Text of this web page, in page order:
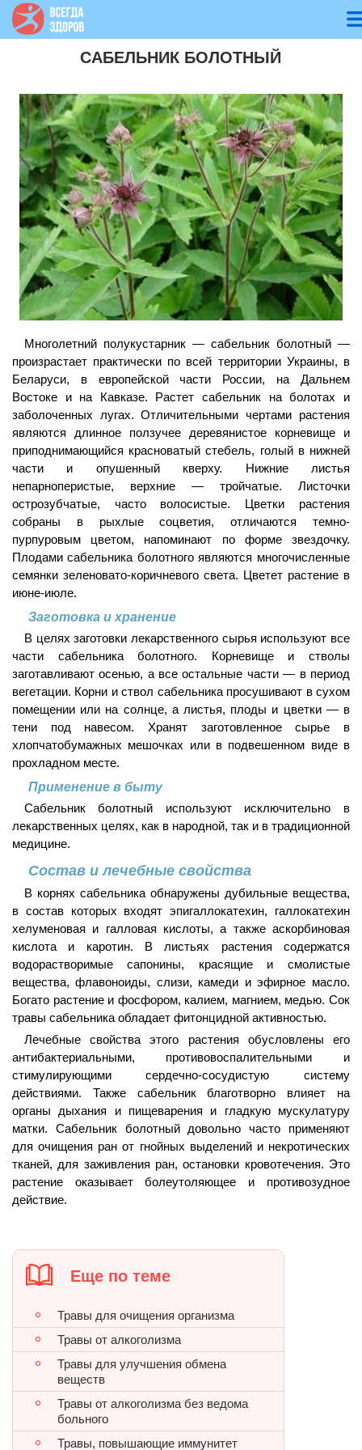
САБЕЛЬНИК БОЛОТНЫЙ
Многолетний полукустарник — сабельник болотный —
произрастает практически по всей территории Украины, в
Беларуси, в европейской части России, на Дальнем
Востоке и на Кавказе. Растет сабельник на болотах и
заболоченных лугах. Отличительными чертами растения
являются длинное ползучее деревянистое корневище и
приподнимающийся красноватый стебель, голый в нижней
части и опушенный кверху. Нижние листья
непарноперистые, верхние — тройчатые. Листочки
острозубчатые, часто волосистые. Цветки растения
собраны в рыхлые соцветия, отличаются темно-
пурпуровым цветом, напоминают по форме звездочку.
Плодами сабельника болотного являются многочисленные
семянки зеленовато-коричневого света. Цветет растение в
июне-июле.
Заготовка и хранение
В целях заготовки лекарственного сырья используют все
части сабельника болотного. Корневище и стволы
заготавливают осенью, а все остальные части — в период
вегетации. Корни и ствол сабельника просушивают в сухом
помещении или на солнце, а листья, плоды и цветки — в
тени под навесом. Хранят заготовленное сырье в
хлопчатобумажных мешочках или в подвешенном виде в
прохладном месте.
Применение в быту
Сабельник болотный используют исключительно в
лекарственных целях, как в народной, так и в традиционной
медицине.
Состав и лечебные свойства
В корнях сабельника обнаружены дубильные вещества,
в состав которых входят эпигаллокатехин, галлокатехин
хелуменовая и галловая кислоты, а также аскорбиновая
кислота и каротин. В листьях растения содержатся
водорастворимые сапонины, красящие и смолистые
вещества, флавоноиды, слизи, камеди и эфирное масло.
Богато растение и фосфором, калием, магнием, медью. Сок
травы сабельника обладает фитонцидной активностью.
Лечебные свойства этого растения обусловлены его
антибактериальными, противовоспалительными и
стимулирующими сердечно-сосудистую систему
действиями. Также сабельник благотворно влияет на
органы дыхания и пищеварения и гладкую мускулатуру
матки. Сабельник болотный довольно часто применяют
для очищения ран от гнойных выделений и некротических
тканей, для заживления ран, остановки кровотечения. Это
растение оказывает болеутоляющее и противозудное
действие.
Еще по теме
Травы для очищения организма
Травы от алкоголизма
Травы для улучшения обмена
веществ
Травы от алкоголизма без ведома
больного
Травы, повышающие иммунитет